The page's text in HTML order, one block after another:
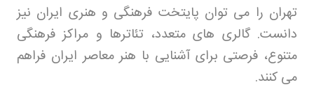
تهران را می توان پایتخت فرهنگی و هنری ایران نیز
دانست. گالری های متعدد، تئاترها و مراکز فرهنگی
متنوع، فرصتی برای آشنایی با هنر معاصر ایران فراهم
می کنند.